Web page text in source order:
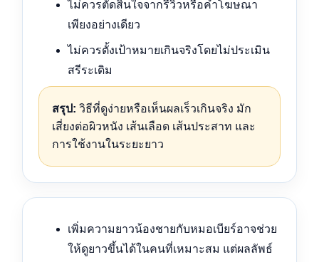
ไม่ควรตัดสินใจจากรีวิวหรือคำโฆษณา
เพียงอย่างเดียว
ไม่ควรตั้งเป้าหมายเกินจริงโดยไม่ประเมิน
สรีระเดิม
สรุป: วิธีที่ดูง่ายหรือเห็นผลเร็วเกินจริง มัก
เสี่ยงต่อผิวหนัง เส้นเลือด เส้นประสาท และ
การใช้งานในระยะยาว
เพิ่มความยาวน้องชายกับหมอเบียร์อาจช่วย
ให้ดูยาวขึ้นได้ในคนที่เหมาะสม แต่ผลลัพธ์